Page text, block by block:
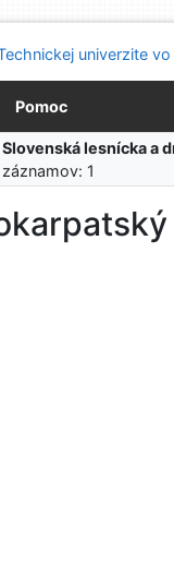
Pomoc
Slovenská lesnícka a
1